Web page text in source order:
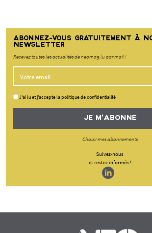
ABONNEZ-VOUS GRATUITEMENT À
NEWSLETTER
Recevez toutes les actualités de neomag.lu par mail !
J'ai lu et j'accepte la politique de confidentialité
JE M'ABONNE
Choisir mes abonnements
Suivez-nous
et restez informés !